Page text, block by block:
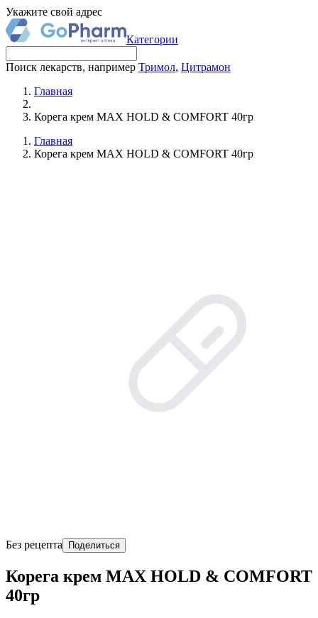
Укажите свой адрес
Категории
Поиск лекарств, например Тримол, Цитрамон
Главная
Корега крем MAX HOLD & COMFORT 40гр
Главная
Корега крем MAX HOLD & COMFORT 40гр
Без рецепта Поделиться
Корега крем MAX HOLD & COMFORT
40гр